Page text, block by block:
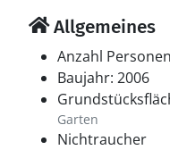
Allgemeines
Anzahl
Baujahr: 2006
Garten
Nichtraucher